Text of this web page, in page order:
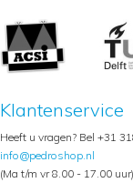
Klantenservice
Heeft u vragen? Bel +31
info@pedroshop.nl
(Ma t/m vr 8.00 - 17.00 uur)